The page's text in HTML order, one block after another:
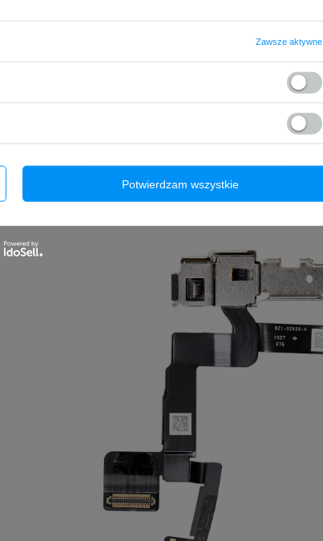
Zawsze aktywne
Potwierdzam wszystkie